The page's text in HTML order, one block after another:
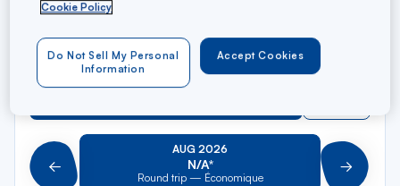
Round trip One way
Précédent
AUG 2026
N/A*
Round trip — Économique Suivant
Cookie Policy
Accept Cookies
Do Not Sell My Personal
Information